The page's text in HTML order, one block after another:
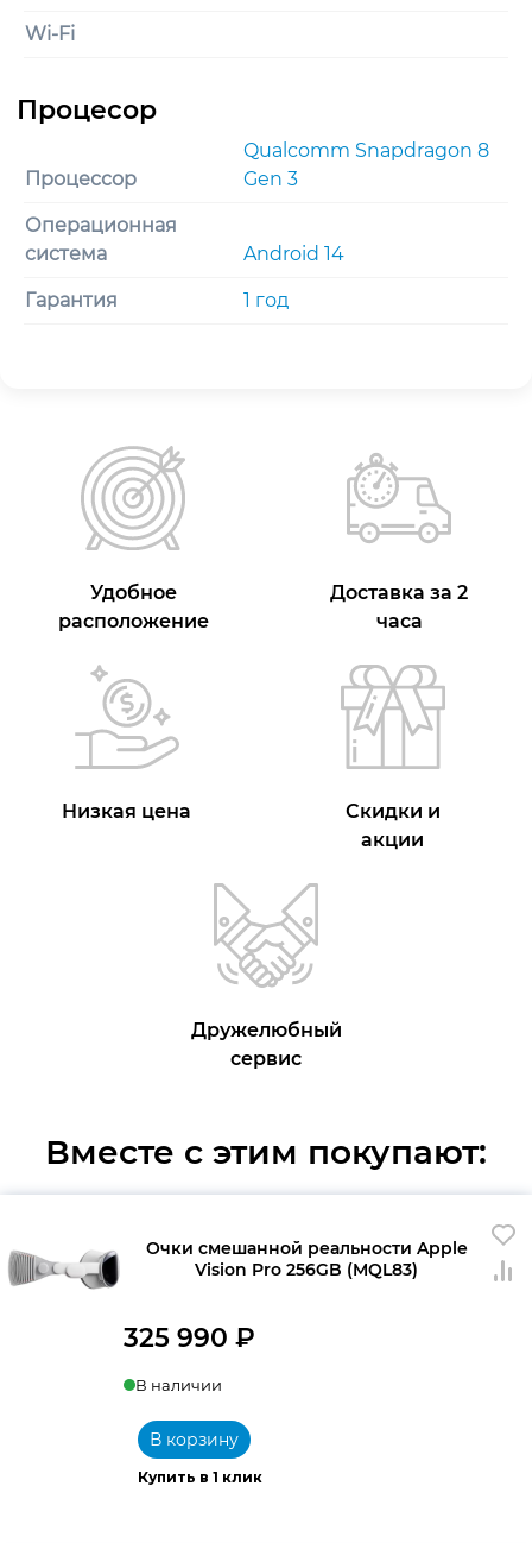
Wi-Fi
Процессор
Qualcomm Snapdragon 8
Gen 3
Операционная
система
Android 14
Гарантия 1 год
Удобное
расположение
Доставка за 2
часа
Низкая цена
Скидки и
акции
Дружелюбный
сервис
Вместе с этим покупают:
Очки смешанной реальности Apple
Vision Pro 256GB (MQL83)
325 990 ₽
В наличии
Купить в 1 клик
В корзину